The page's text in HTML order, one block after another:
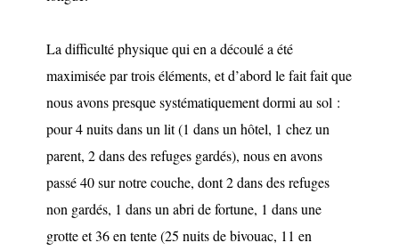
La difficulté physique qui en a découlé a été
maximisée par trois éléments, et d’abord le fait fait que
nous avons presque systématiquement dormi au sol :
pour 4 nuits dans un lit (1 dans un hôtel, 1 chez un
parent, 2 dans des refuges gardés), nous en avons
passé 40 sur notre couche, dont 2 dans des refuges
non gardés, 1 dans un abri de fortune, 1 dans une
grotte et 36 en tente (25 nuits de bivouac, 11 en